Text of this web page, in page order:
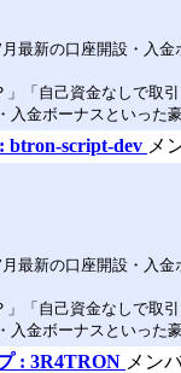
最新の口座開設・入金
「自己資金なしで取
入金ボーナスといった
script-dev メ
最新の口座開設・入金
「自己資金なしで取
入金ボーナスといった
メン